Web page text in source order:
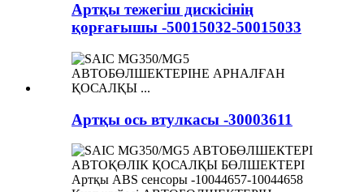
Артқы тежегіш дискісінің
қорғағышы -50015032-50015033
Артқы ось втулкасы -30003611